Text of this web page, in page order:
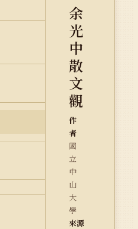
余
光
中
散
文
觀
作
者
國
立
中
山
大
學
來源